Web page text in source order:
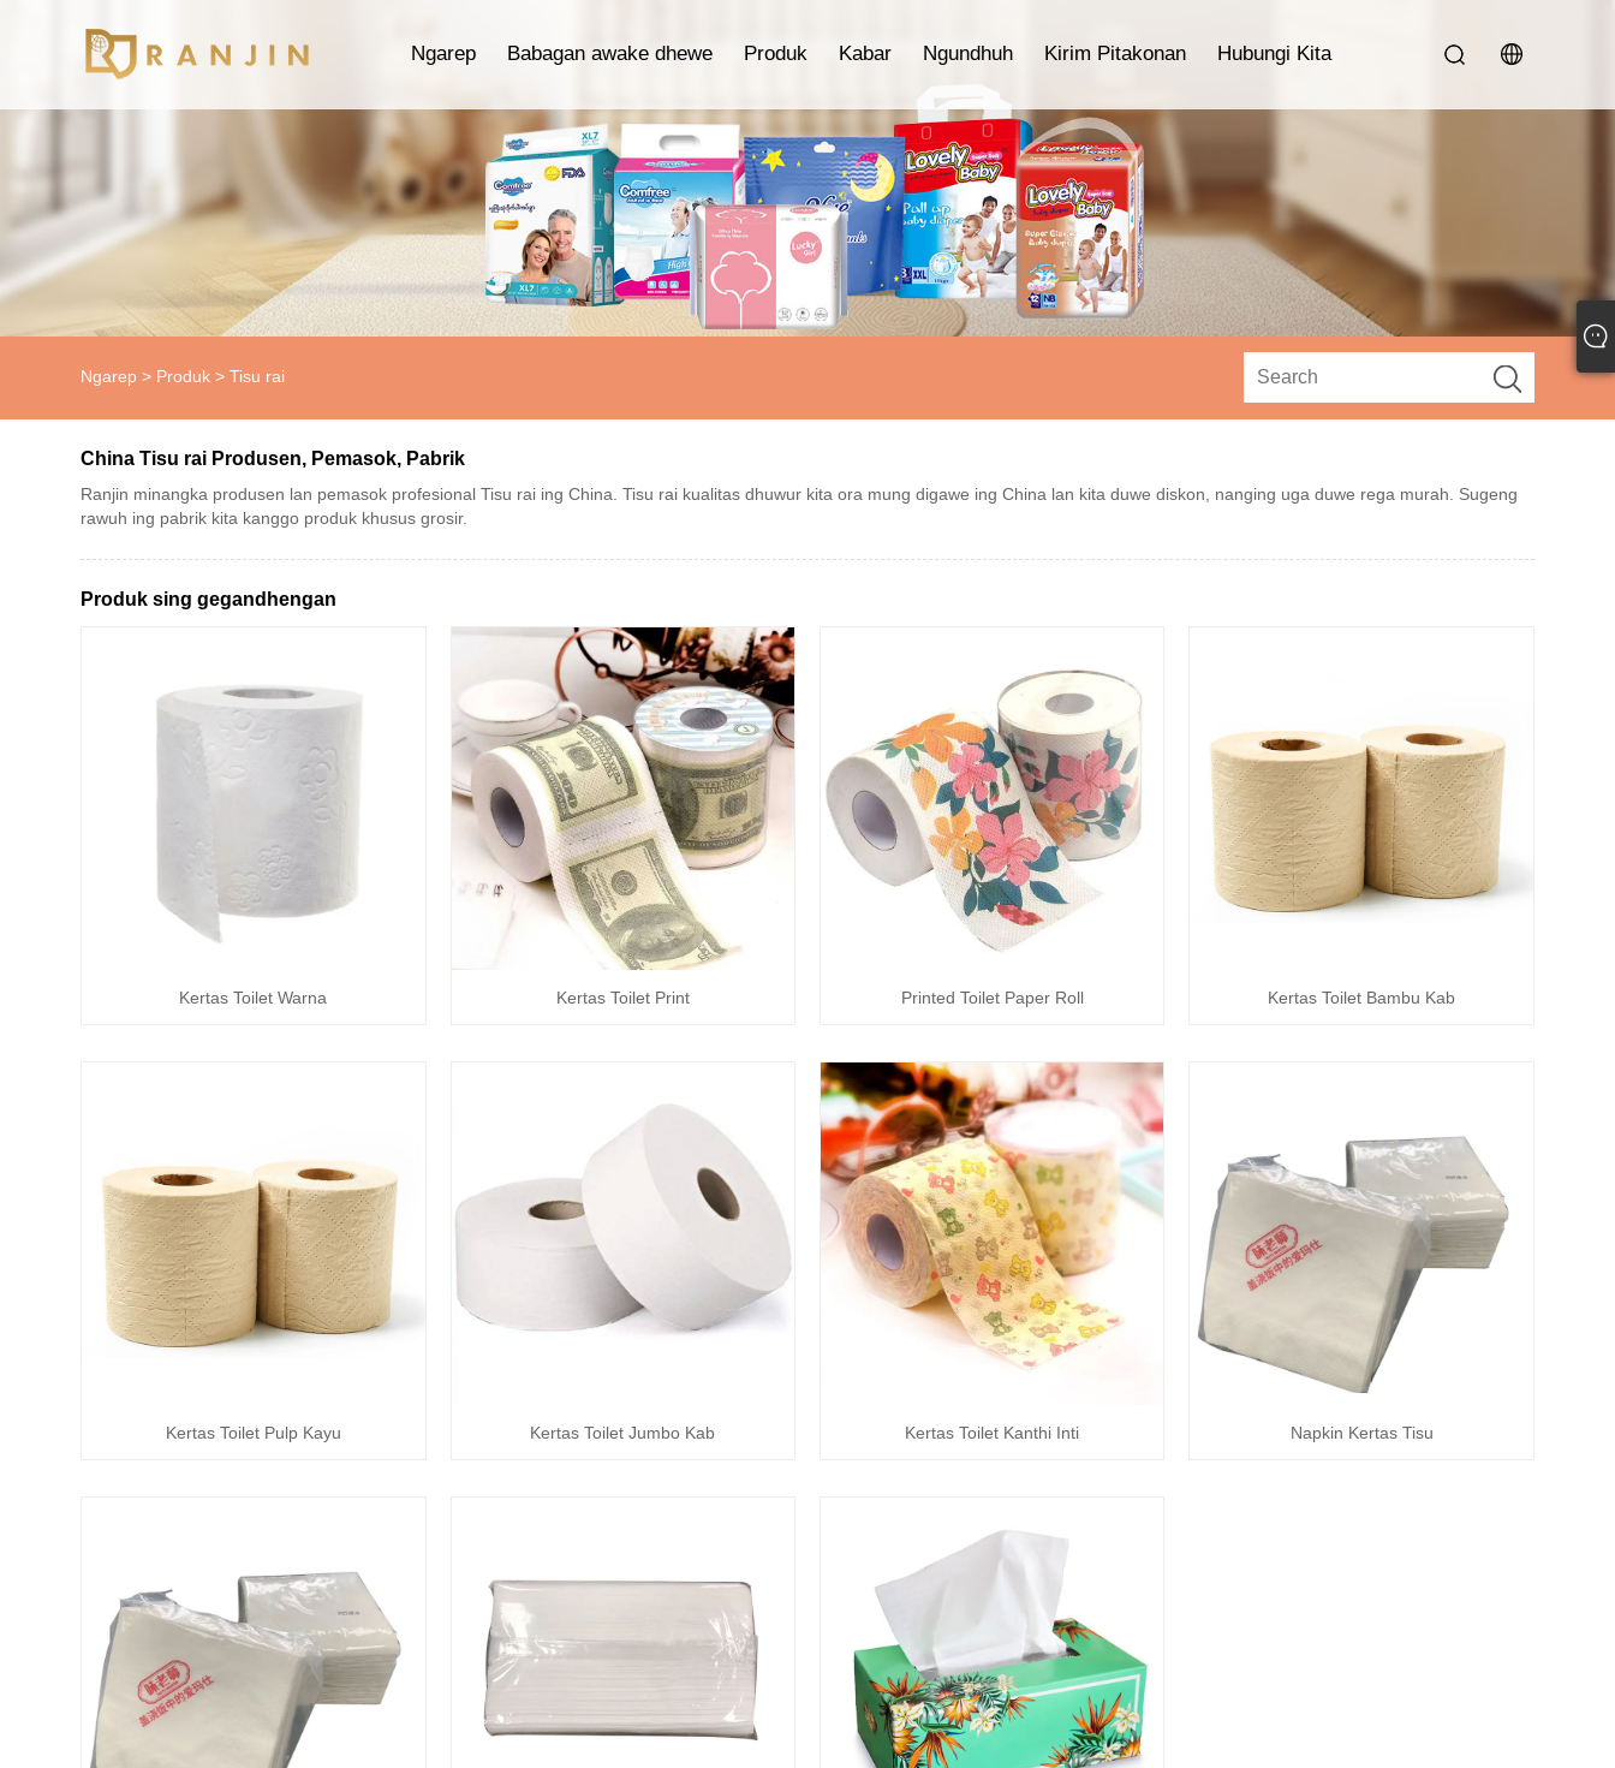
Ngarep Babagan awake dhewe Produk Kabar Ngundhuh Kirim Pitakonan Hubungi Kita
Ngarep > Produk > Tisu rai
China Tisu rai Produsen, Pemasok, Pabrik
Ranjin minangka produsen lan pemasok profesional Tisu rai ing China. Tisu rai kualitas dhuwur kita ora mung digawe ing China lan kita duwe diskon, nanging uga duwe rega murah. Sugeng
rawuh ing pabrik kita kanggo produk khusus grosir.
Produk sing gegandhengan
Kertas Toilet Warna Kertas Toilet Print Printed Toilet Paper Roll Kertas Toilet Bambu Kab
Kertas Toilet Pulp Kayu Kertas Toilet Jumbo Kab Kertas Toilet Kanthi Inti Napkin Kertas Tisu